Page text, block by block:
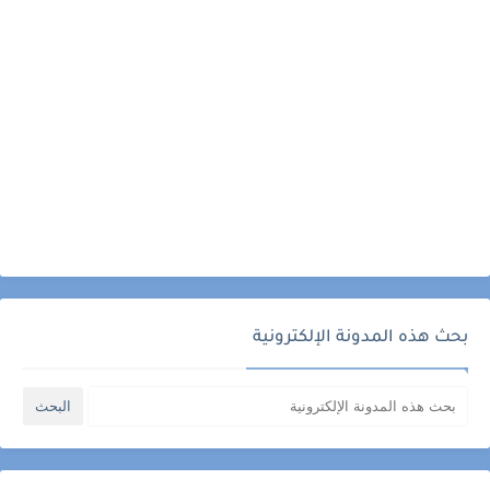
بحث هذه المدونة الإلكترونية